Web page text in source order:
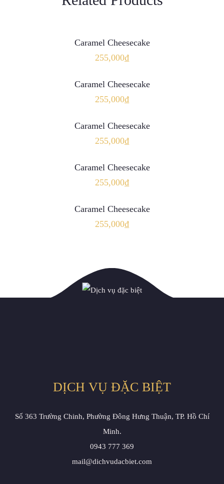
Caramel Cheesecake
255,000₫
Caramel Cheesecake
255,000₫
Caramel Cheesecake
255,000₫
Caramel Cheesecake
255,000₫
Caramel Cheesecake
255,000₫
DỊCH VỤ ĐẶC BIỆT
Số 363 Trường Chinh, Phường Đông Hưng Thuận, TP. Hồ Chí
Minh.
0943 777 369
mail@dichvudacbiet.com